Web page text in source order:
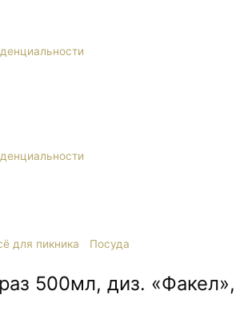
для пикника
Посуда
500мл, диз. «Факел»,